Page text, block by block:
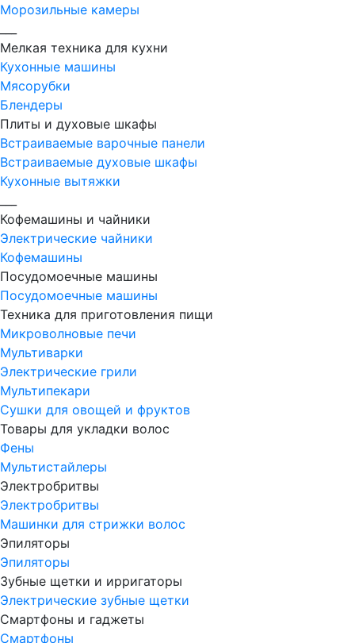
Морозильные камеры
Мелкая техника для кухни
Кухонные машины
Мясорубки
Блендеры
Плиты и духовые шкафы
Встраиваемые варочные панели
Встраиваемые духовые шкафы
Кухонные вытяжки
Кофемашины и чайники
Электрические чайники
Кофемашины
Посудомоечные машины
Посудомоечные машины
Техника для приготовления пищи
Микроволновые печи
Мультиварки
Электрические грили
Мультипекари
Сушки для овощей и фруктов
Товары для укладки волос
Фены
Мультистайлеры
Электробритвы
Электробритвы
Машинки для стрижки волос
Эпиляторы
Эпиляторы
Зубные щетки и ирригаторы
Электрические зубные щетки
Смартфоны и гаджеты
Смартфоны